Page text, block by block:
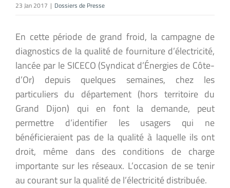
23 Jan 2017 | Dossiers de Presse
En cette période de grand froid, la campagne de
diagnostics de la qualité de fourniture d’électricité,
lancée par le SICECO (Syndicat d’Énergies de Côte-
d’Or) depuis quelques semaines, chez les
particuliers du département (hors territoire du
Grand Dijon) qui en font la demande, peut
permettre d’identifier les usagers qui ne
bénéficieraient pas de la qualité à laquelle ils ont
droit, même dans des conditions de charge
importante sur les réseaux. L’occasion de se tenir
au courant sur la qualité de l’électricité distribuée.